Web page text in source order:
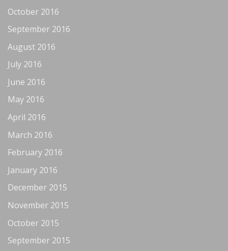
October 2016
September 2016
August 2016
July 2016
June 2016
May 2016
April 2016
March 2016
February 2016
January 2016
December 2015
November 2015
October 2015
September 2015